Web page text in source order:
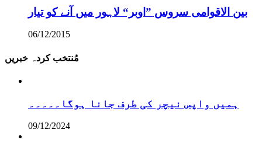
بین الاقوامی سروس ”اوبر“ لاہور میں آنے کو تیار
06/12/2015
مُنتخب کردہ خبریں
ہمیں واپس نیچر کی طرف جانا ہوگا۔۔۔۔۔
09/12/2024